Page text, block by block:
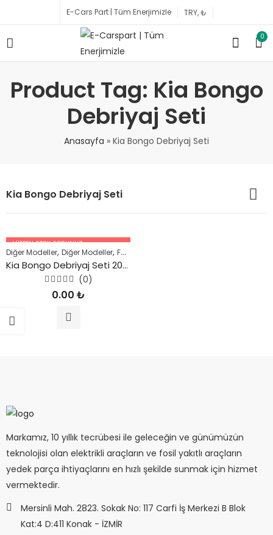
E-Cars Part | Tüm Enerjimizle
0
Product Tag: Kia Bongo
Debriyaj Seti
Anasayfa » Kia Bongo Debriyaj Seti
Kia Bongo Debriyaj Seti
LÜTFEN STOK SORUNUZ.
05447227756
Diğer Modeller, Diğer Modeller, Fosil Yakıtlı Araçlar
Kia Bongo Debriyaj Seti 2012 ve Sonrası Araçlar İçin
üzerinden
(0)
0.00 ₺
Markamız, 10 yıllık tecrübesi ile geleceğin ve günümüzün
teknolojisi olan elektrikli araçların ve fosil yakıtlı araçların
yedek parça ihtiyaçlarını en hızlı şekilde sunmak için hizmet
vermektedir.
Mersinli Mah. 2823. Sokak No: 117 Carfi İş Merkezi B Blok
Kat:4 D:411 Konak - İZMİR